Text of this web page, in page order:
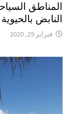
المناطق
النابض بالحيوية
فبراير 29, 2020